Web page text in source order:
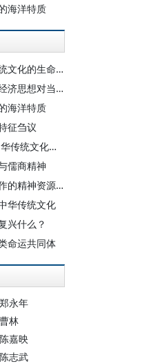
海洋特质
巫新华：昆仑文化：中华传统文化的生命符号与文明特性呈现
金成武：中华传统文化中的经济思想对当代经济学研究的启示
海洋特质
征刍议
华建光 龚术婷：怎样理解中华传统文化传承脉络
儒商精神
熊育群：中华传统文化：写作的精神资源与方向
华传统文化
兴什么？
命运共同体
郑永年
曹林
陈嘉映
陈志武